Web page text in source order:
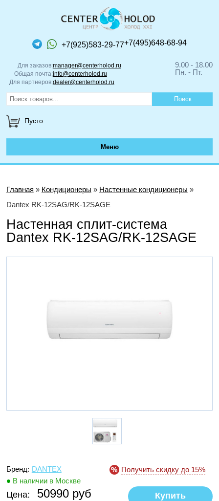
+7(925)583-29-77+7(495)648-68-94
Для заказов:manager@centerholod.ru
Общая почта:info@centerholod.ru
Для партнеров:dealer@centerholod.ru
9.00 - 18.00
Пн. - Пт.
Пусто
Меню
Главная » Кондиционеры » Настенные кондиционеры »
Dantex RK-12SAG/RK-12SAGE
Настенная сплит-система
Dantex RK-12SAG/RK-12SAGE
Бренд: DANTEX
В наличии в Москве
Цена: 50990 руб
Получить скидку до 15%